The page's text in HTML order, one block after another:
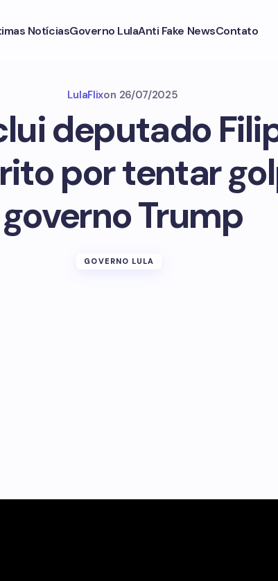
NotíciasGoverno LulaAnti Fake NewsContato
LulaFlixon 26/07/2025
deputado
por tentar
governo Trump
GOVERNO LULA